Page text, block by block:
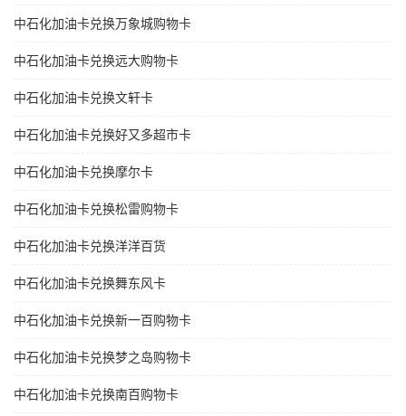
中石化加油卡兑换万象城购物卡
中石化加油卡兑换远大购物卡
中石化加油卡兑换文轩卡
中石化加油卡兑换好又多超市卡
中石化加油卡兑换摩尔卡
中石化加油卡兑换松雷购物卡
中石化加油卡兑换洋洋百货
中石化加油卡兑换舞东风卡
中石化加油卡兑换新一百购物卡
中石化加油卡兑换梦之岛购物卡
中石化加油卡兑换南百购物卡